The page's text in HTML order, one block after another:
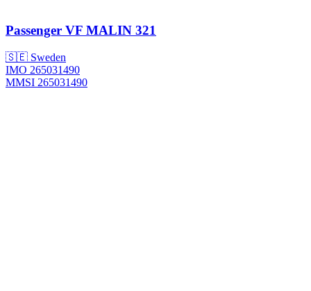
Passenger VF MALIN 321
🇸🇪 Sweden
IMO 265031490
MMSI 265031490